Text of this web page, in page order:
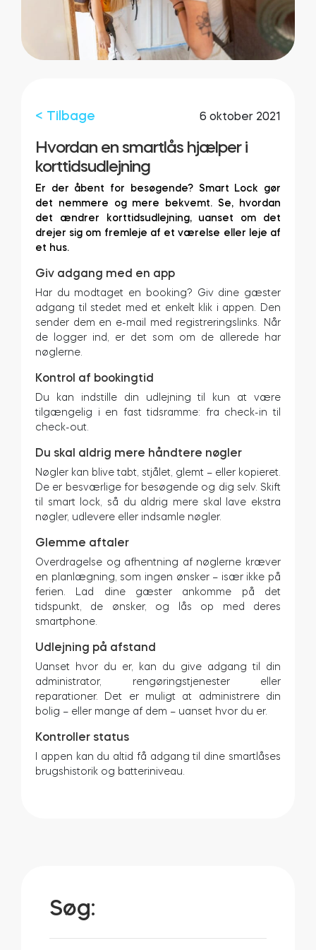
Integrationer
Tedee PRO
Tedee Bridge
Cylindere
Adaptere
Hjem adgang
Tedee Keypad PRO
Tedee Biometric Module
BleBox Smart Relay-modul
Tedee GO2
FIND EN BUTIK
< Tilbage 6 oktober 2021
Hvordan en smartlås hjælper i
korttidsudlejning
Er der åbent for besøgende? Smart Lock gør
det nemmere og mere bekvemt. Se, hvordan
det ændrer korttidsudlejning, uanset om det
drejer sig om fremleje af et værelse eller leje af
et hus.
Giv adgang med en app
Har du modtaget en booking? Giv dine gæster
adgang til stedet med et enkelt klik i appen. Den
sender dem en e-mail med registreringslinks. Når
de logger ind, er det som om de allerede har
nøglerne.
Kontrol af bookingtid
Du kan indstille din udlejning til kun at være
tilgængelig i en fast tidsramme: fra check-in til
check-out.
Du skal aldrig mere håndtere nøgler
Nøgler kan blive tabt, stjålet, glemt – eller kopieret.
De er besværlige for besøgende og dig selv. Skift
til smart lock, så du aldrig mere skal lave ekstra
nøgler, udlevere eller indsamle nøgler.
Glemme aftaler
Overdragelse og afhentning af nøglerne kræver
en planlægning, som ingen ønsker – især ikke på
ferien. Lad dine gæster ankomme på det
tidspunkt, de ønsker, og lås op med deres
smartphone.
Udlejning på afstand
Uanset hvor du er, kan du give adgang til din
administrator, rengøringstjenester eller
reparationer. Det er muligt at administrere din
bolig – eller mange af dem – uanset hvor du er.
Kontroller status
I appen kan du altid få adgang til dine smartlåses
brugshistorik og batteriniveau.
Søg: